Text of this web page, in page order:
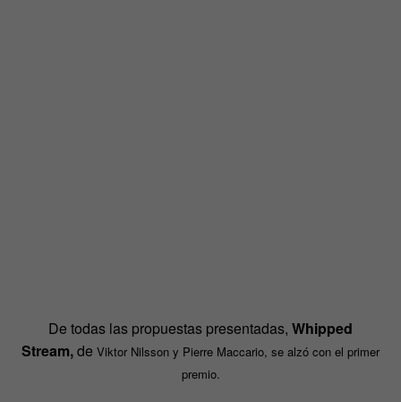
De todas las propuestas presentadas, Whipped
Stream,de Viktor Nilsson y Pierre Maccario, se alzó con el primer
premio.